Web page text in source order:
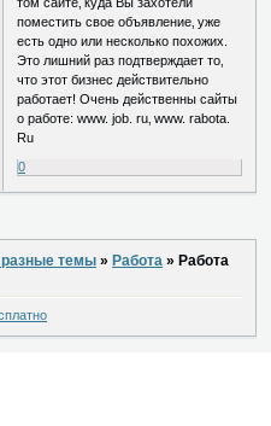
том сайте‚ куда Вы захотели
поместить свое объявление‚ уже
есть одно или несколько похожих.
Это лишний раз подтверждает то‚
что этот бизнес действительно
работает! Очень действенны сайты
о работе: www. job. ru‚ www. rabota.
Ru
0
темы » Работа » Работа